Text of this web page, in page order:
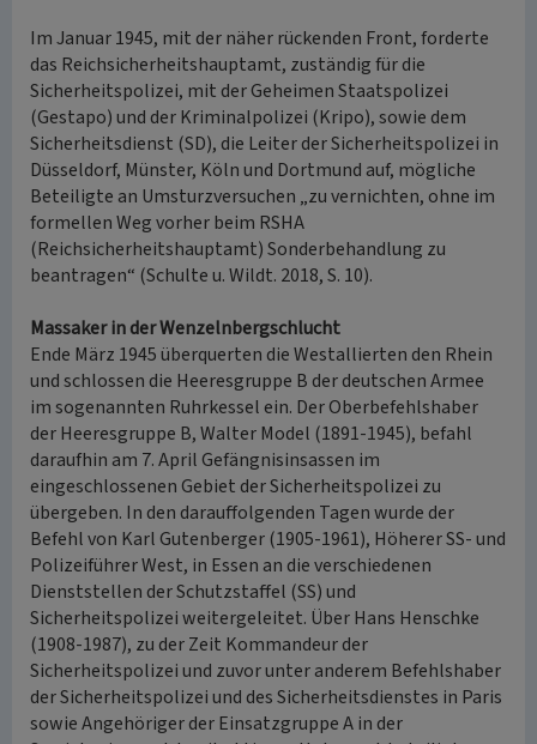
Im Januar 1945, mit der näher rückenden Front, forderte
das Reichsicherheitshauptamt, zuständig für die
Sicherheitspolizei, mit der Geheimen Staatspolizei
(Gestapo) und der Kriminalpolizei (Kripo), sowie dem
Sicherheitsdienst (SD), die Leiter der Sicherheitspolizei in
Düsseldorf, Münster, Köln und Dortmund auf, mögliche
Beteiligte an Umsturzversuchen „zu vernichten, ohne im
formellen Weg vorher beim RSHA
(Reichsicherheitshauptamt) Sonderbehandlung zu
beantragen“ (Schulte u. Wildt. 2018, S. 10).
Massaker in der Wenzelnbergschlucht
Ende März 1945 überquerten die Westallierten den Rhein
und schlossen die Heeresgruppe B der deutschen Armee
im sogenannten Ruhrkessel ein. Der Oberbefehlshaber
der Heeresgruppe B, Walter Model (1891-1945), befahl
daraufhin am 7. April Gefängnisinsassen im
eingeschlossenen Gebiet der Sicherheitspolizei zu
übergeben. In den darauffolgenden Tagen wurde der
Befehl von Karl Gutenberger (1905-1961), Höherer SS- und
Polizeiführer West, in Essen an die verschiedenen
Dienststellen der Schutzstaffel (SS) und
Sicherheitspolizei weitergeleitet. Über Hans Henschke
(1908-1987), zu der Zeit Kommandeur der
Sicherheitspolizei und zuvor unter anderem Befehlshaber
der Sicherheitspolizei und des Sicherheitsdienstes in Paris
sowie Angehöriger der Einsatzgruppe A in der